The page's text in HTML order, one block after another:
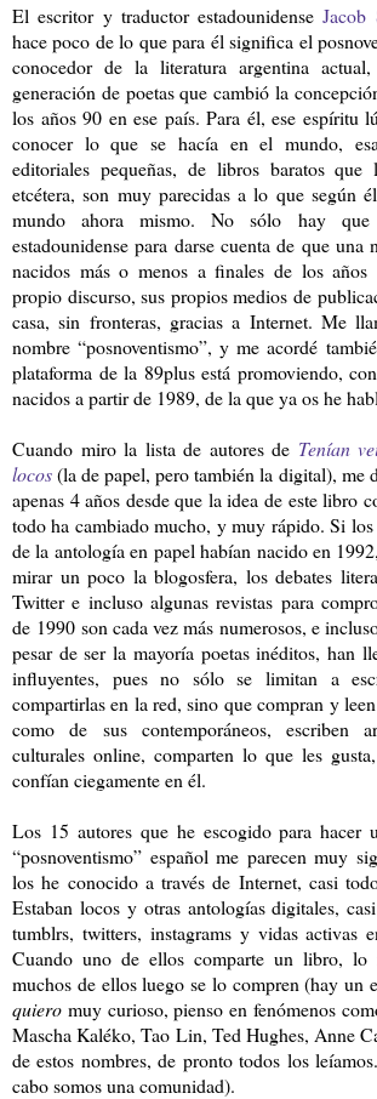
El escritor y traductor estadounidenseJacob
hace poco de lo que para él significa el
conocedor de la literatura argentina
generación de poetas que cambió la
los años 90 en ese país. Para él, ese espíritu
conocer lo que se hacía en el mundo,
editoriales pequeñas, de libros baratos que
etcétera, son muy parecidas a lo que según
mundo ahora mismo. No sólo hay
estadounidense para darse cuenta de que una
nacidos más o menos a finales de los años
propio discurso, sus propios medios de
casa, sin fronteras, gracias a Internet. Me
nombre “posnoventismo”, y me acordé
plataforma de la 89plus está promoviendo,
nacidos a partir de 1989, de la que ya os he
Cuando miro la lista de autores de Tenían
locos(la de papel, pero también la digital), me
apenas 4 años desde que la idea de este libro
todo ha cambiado mucho, y muy rápido. Si los
de la antología en papel habían nacido en
mirar un poco la blogosfera, los debates
Twitter e incluso algunas revistas para
de 1990 son cada vez más numerosos, e
pesar de ser la mayoría poetas inéditos, han
influyentes, pues no sólo se limitan a
compartirlas en la red, sino que compran y
como de sus contemporáneos, escriben
culturales online, comparten lo que les
confían ciegamente en él.
Los 15 autores que he escogido para hacer
“posnoventismo” español me parecen muy
los he conocido a través de Internet, casi
Estaban locos y otras antologías digitales,
tumblrs, twitters, instagrams y vidas activas
Cuando uno de ellos comparte un libro, lo
muchos de ellos luego se lo compren (hay un
quiero muy curioso, pienso en fenómenos
Mascha Kaléko, Tao Lin, Ted Hughes, Anne
de estos nombres, de pronto todos los
cabo somos una comunidad).